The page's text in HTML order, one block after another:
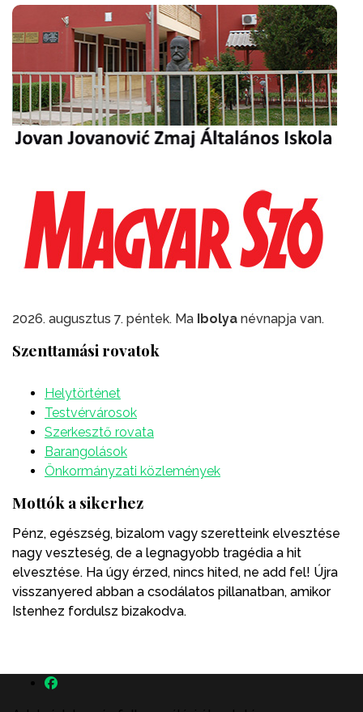
2026. augusztus 7. péntek. Ma Ibolya névnapja van.
Szenttamási rovatok
Helytörténet
Testvérvárosok
Szerkesztő rovata
Barangolások
Önkormányzati közlemények
Mottók a sikerhez
Pénz, egészség, bizalom vagy szeretteink elvesztése
nagy veszteség, de a legnagyobb tragédia a hit
elvesztése. Ha úgy érzed, nincs hited, ne add fel! Újra
visszanyered abban a csodálatos pillanatban, amikor
Istenhez fordulsz bizakodva.